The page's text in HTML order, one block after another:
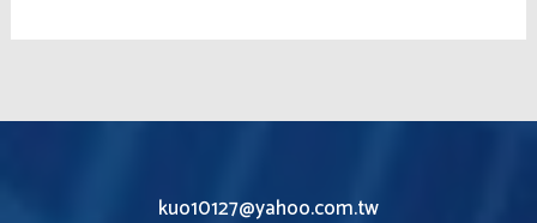
kuo10127@yahoo.com.tw